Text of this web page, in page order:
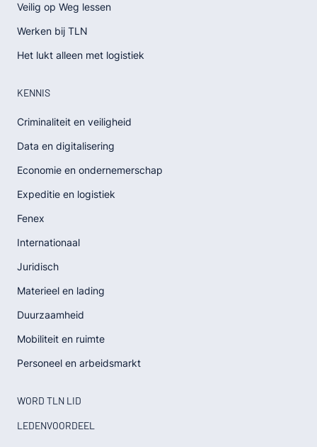
Veilig op Weg lessen
Werken bij TLN
Het lukt alleen met logistiek
KENNIS
Criminaliteit en veiligheid
Data en digitalisering
Economie en ondernemerschap
Expeditie en logistiek
Fenex
Internationaal
Juridisch
Materieel en lading
Duurzaamheid
Mobiliteit en ruimte
Personeel en arbeidsmarkt
WORD TLN LID
LEDENVOORDEEL